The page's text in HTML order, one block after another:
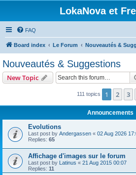
LokaNova et
FAQ
Board index Le Forum Nouveautés &
Nouveautés & Suggestions
New Topic
111 topics 1 2 3
Announcements
Evolutions
Last post by Andergassen « 02 Aug 2026
Replies: 65
Affichage d'images sur le forum
Last post by Latinus « 21 Aug 2015 00:07
Replies: 11